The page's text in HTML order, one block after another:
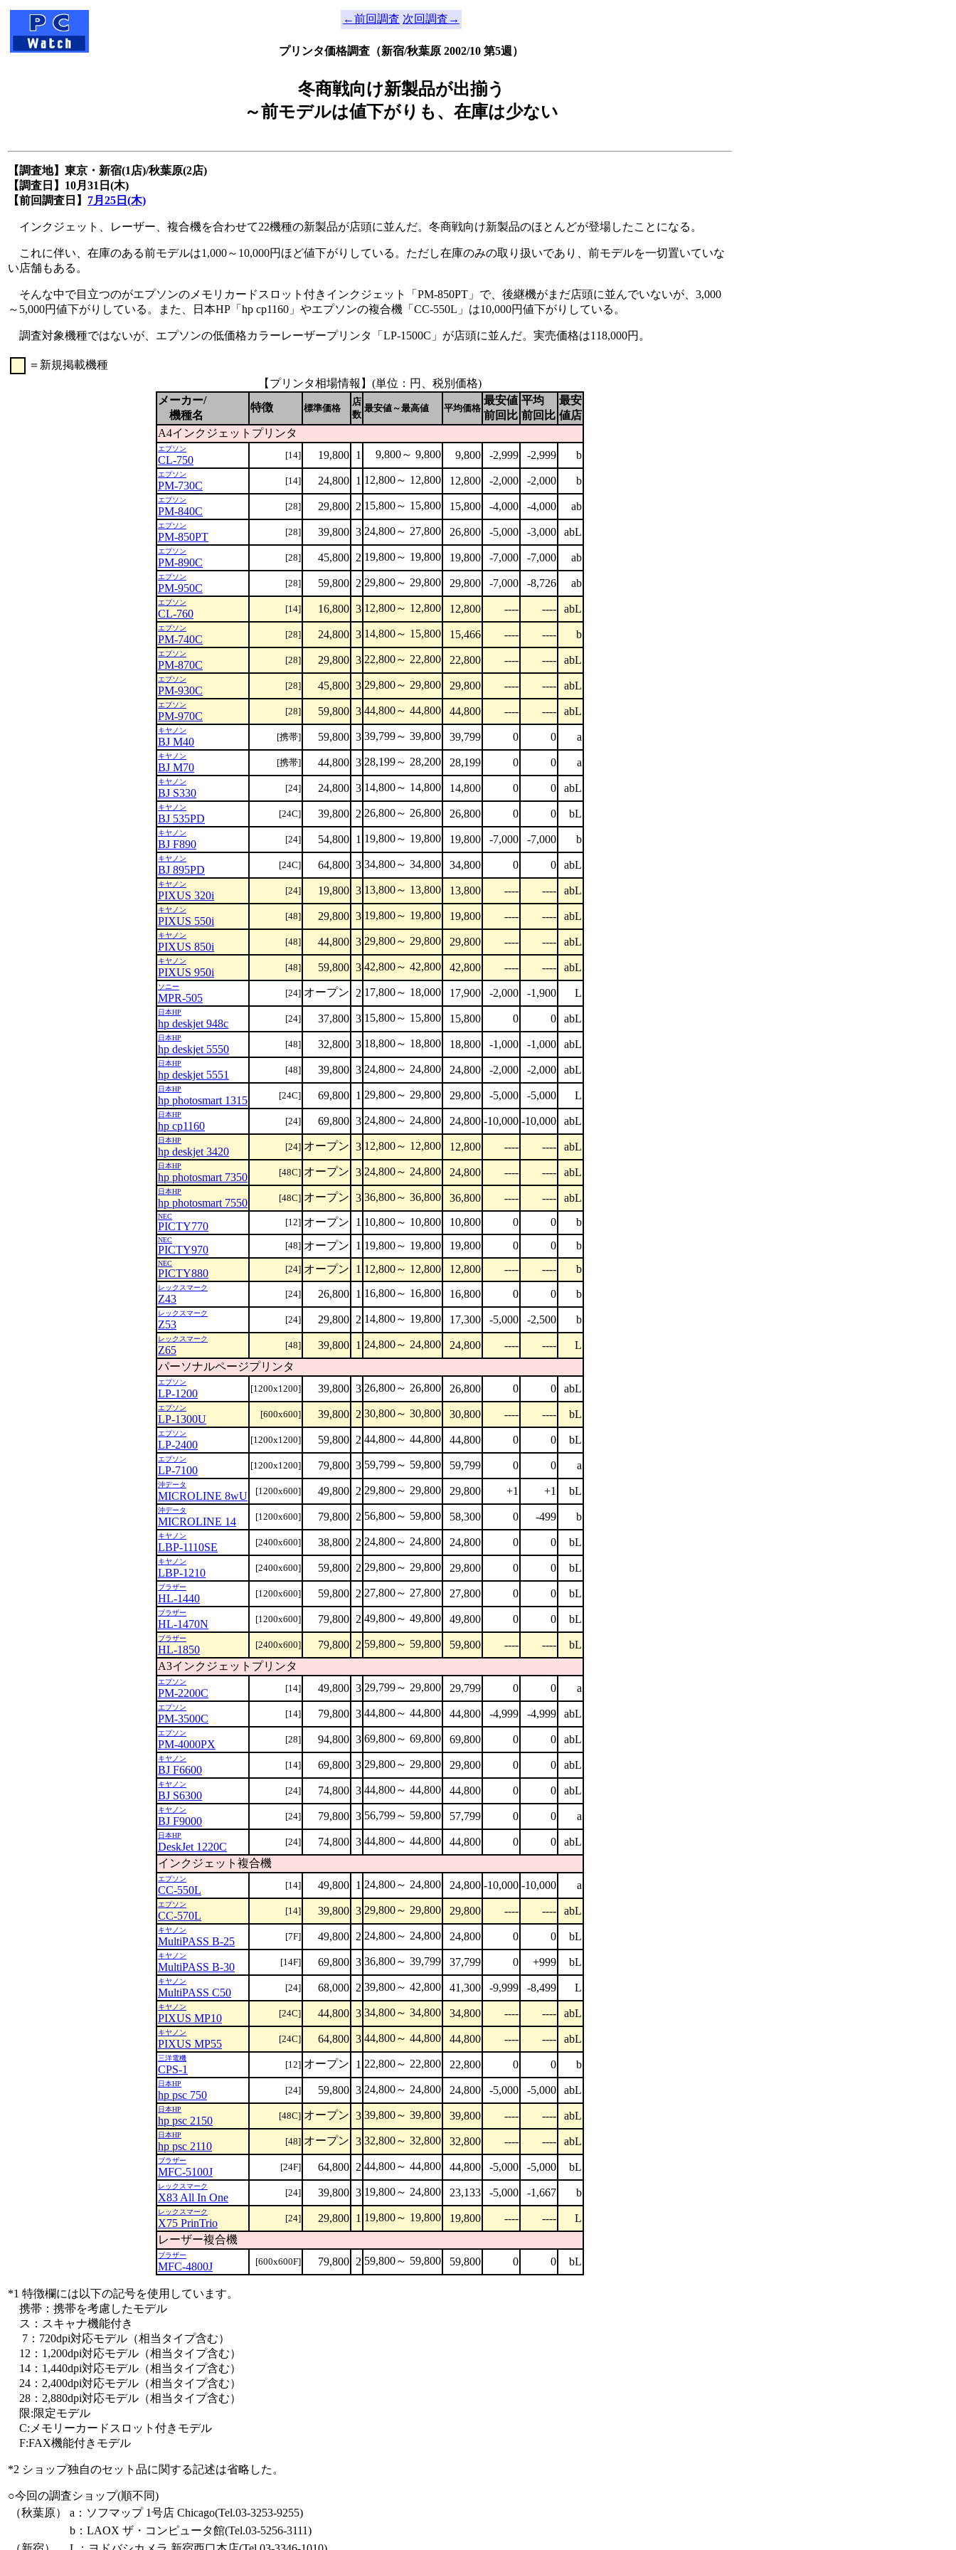
←前回調査 次回調査→
プリンタ価格調査（新宿/秋葉原 2002/10 第5週）
冬商戦向け新製品が出揃う
～前モデルは値下がりも、在庫は少ない
【調査地】東京・新宿(1店)/秋葉原(2店)
【調査日】10月31日(木)
【前回調査日】 7月25日(木)
インクジェット、レーザー、複合機を合わせて22機種の新製品が店頭に並んだ。冬商戦向け新製品のほとんどが登場したことになる。
これに伴い、在庫のある前モデルは1,000～10,000円ほど値下がりしている。ただし在庫のみの取り扱いであり、前モデルを一切置いていな
い店舗もある。
そんな中で目立つのがエプソンのメモリカードスロット付きインクジェット「PM-850PT」で、後継機がまだ店頭に並んでいないが、3,000
～5,000円値下がりしている。また、日本HP「hp cp1160」やエプソンの複合機「CC-550L」は10,000円値下がりしている。
調査対象機種ではないが、エプソンの低価格カラーレーザープリンタ「LP-1500C」が店頭に並んだ。実売価格は118,000円。
＝新規掲載機種
【プリンタ相場情報】(単位：円、税別価格)
メーカー/
機種名
特徴 標準価格
店
数
最安値～最高値 平均価格
最安値
前回比
平均
前回比
最安
値店
A4インクジェットプリンタ
エプソン
CL-750 [14] 19,800 1 9,800～ 9,800 9,800 -2,999 -2,999 b
エプソン
PM-730C [14] 24,800 1 12,800～ 12,800 12,800 -2,000 -2,000 b
エプソン
PM-840C [28] 29,800 2 15,800～ 15,800 15,800 -4,000 -4,000 ab
エプソン
PM-850PT [28] 39,800 3 24,800～ 27,800 26,800 -5,000 -3,000 abL
エプソン
PM-890C [28] 45,800 2 19,800～ 19,800 19,800 -7,000 -7,000 ab
エプソン
PM-950C [28] 59,800 2 29,800～ 29,800 29,800 -7,000 -8,726 ab
エプソン
CL-760 [14] 16,800 3 12,800～ 12,800 12,800 ---- ---- abL
エプソン
PM-740C [28] 24,800 3 14,800～ 15,800 15,466 ---- ---- b
エプソン
PM-870C [28] 29,800 3 22,800～ 22,800 22,800 ---- ---- abL
エプソン
PM-930C [28] 45,800 3 29,800～ 29,800 29,800 ---- ---- abL
エプソン
PM-970C [28] 59,800 3 44,800～ 44,800 44,800 ---- ---- abL
キヤノン
BJ M40 [携帯] 59,800 3 39,799～ 39,800 39,799 0 0 a
キヤノン
BJ M70 [携帯] 44,800 3 28,199～ 28,200 28,199 0 0 a
キヤノン
BJ S330 [24] 24,800 3 14,800～ 14,800 14,800 0 0 abL
キヤノン
BJ 535PD [24C] 39,800 2 26,800～ 26,800 26,800 0 0 bL
キヤノン
BJ F890 [24] 54,800 1 19,800～ 19,800 19,800 -7,000 -7,000 b
キヤノン
BJ 895PD [24C] 64,800 3 34,800～ 34,800 34,800 0 0 abL
キヤノン
PIXUS 320i [24] 19,800 3 13,800～ 13,800 13,800 ---- ---- abL
キヤノン
PIXUS 550i [48] 29,800 3 19,800～ 19,800 19,800 ---- ---- abL
キヤノン
PIXUS 850i [48] 44,800 3 29,800～ 29,800 29,800 ---- ---- abL
キヤノン
PIXUS 950i [48] 59,800 3 42,800～ 42,800 42,800 ---- ---- abL
ソニー
MPR-505 [24] オープン 2 17,800～ 18,000 17,900 -2,000 -1,900 L
日本HP
hp deskjet 948c [24] 37,800 3 15,800～ 15,800 15,800 0 0 abL
日本HP
hp deskjet 5550 [48] 32,800 3 18,800～ 18,800 18,800 -1,000 -1,000 abL
日本HP
hp deskjet 5551 [48] 39,800 3 24,800～ 24,800 24,800 -2,000 -2,000 abL
日本HP
hp photosmart 1315 [24C] 69,800 1 29,800～ 29,800 29,800 -5,000 -5,000 L
日本HP
hp cp1160 [24] 69,800 3 24,800～ 24,800 24,800 -10,000 -10,000 abL
日本HP
hp deskjet 3420 [24] オープン 3 12,800～ 12,800 12,800 ---- ---- abL
日本HP
hp photosmart 7350 [48C] オープン 3 24,800～ 24,800 24,800 ---- ---- abL
日本HP
hp photosmart 7550 [48C] オープン 3 36,800～ 36,800 36,800 ---- ---- abL
NEC
PICTY770 [12] オープン 1 10,800～ 10,800 10,800 0 0 b
NEC
PICTY970 [48] オープン 1 19,800～ 19,800 19,800 0 0 b
NEC
PICTY880 [24] オープン 1 12,800～ 12,800 12,800 ---- ---- b
レックスマーク
Z43 [24] 26,800 1 16,800～ 16,800 16,800 0 0 b
レックスマーク
Z53 [24] 29,800 2 14,800～ 19,800 17,300 -5,000 -2,500 b
レックスマーク
Z65 [48] 39,800 1 24,800～ 24,800 24,800 ---- ----
L
パーソナルページプリンタ
エプソン
LP-1200 [1200x1200] 39,800 3 26,800～ 26,800 26,800 0 0 abL
エプソン
LP-1300U [600x600] 39,800 2 30,800～ 30,800 30,800 ---- ---- bL
エプソン
LP-2400 [1200x1200] 59,800 2 44,800～ 44,800 44,800 0 0 bL
エプソン
LP-7100 [1200x1200] 79,800 3 59,799～ 59,800 59,799 0 0 a
沖データ
MICROLINE 8wU [1200x600] 49,800 2 29,800～ 29,800 29,800 +1 +1 bL
沖データ
MICROLINE 14 [1200x600] 79,800 2 56,800～ 59,800 58,300 0 -499 b
キヤノン
LBP-1110SE [2400x600] 38,800 2 24,800～ 24,800 24,800 0 0 bL
キヤノン
LBP-1210 [2400x600] 59,800 2 29,800～ 29,800 29,800 0 0 bL
ブラザー
HL-1440 [1200x600] 59,800 2 27,800～ 27,800 27,800 0 0 bL
ブラザー
HL-1470N [1200x600] 79,800 2 49,800～ 49,800 49,800 0 0 bL
ブラザー
HL-1850 [2400x600] 79,800 2 59,800～ 59,800 59,800 ---- ----
bL
A3インクジェットプリンタ
エプソン
PM-2200C [14] 49,800 3 29,799～ 29,800 29,799 0 0 a
エプソン
PM-3500C [14] 79,800 3 44,800～ 44,800 44,800 -4,999 -4,999 abL
エプソン
PM-4000PX [28] 94,800 3 69,800～ 69,800 69,800 0 0 abL
キヤノン
BJ F6600 [14] 69,800 3 29,800～ 29,800 29,800 0 0 abL
キヤノン
BJ S6300 [24] 74,800 3 44,800～ 44,800 44,800 0 0 abL
キヤノン
BJ F9000 [24] 79,800 3 56,799～ 59,800 57,799 0 0 a
日本HP
DeskJet 1220C [24] 74,800 3 44,800～ 44,800 44,800 0 0
abL
インクジェット複合機
エプソン
CC-550L [14] 49,800 1 24,800～ 24,800 24,800 -10,000 -10,000 a
エプソン
CC-570L [14] 39,800 3 29,800～ 29,800 29,800 ---- ---- abL
キヤノン
MultiPASS B-25 [7F] 49,800 2 24,800～ 24,800 24,800 0 0 bL
キヤノン
MultiPASS B-30 [14F] 69,800 3 36,800～ 39,799 37,799 0 +999 bL
キヤノン
MultiPASS C50 [24] 68,000 2 39,800～ 42,800 41,300 -9,999 -8,499 L
キヤノン
PIXUS MP10 [24C] 44,800 3 34,800～ 34,800 34,800 ---- ---- abL
キヤノン
PIXUS MP55 [24C] 64,800 3 44,800～ 44,800 44,800 ---- ---- abL
三洋電機
CPS-1 [12] オープン 1 22,800～ 22,800 22,800 0 0 b
日本HP
hp psc 750 [24] 59,800 3 24,800～ 24,800 24,800 -5,000 -5,000 abL
日本HP
hp psc 2150 [48C] オープン 3 39,800～ 39,800 39,800 ---- ---- abL
日本HP
hp psc 2110 [48] オープン 3 32,800～ 32,800 32,800 ---- ---- abL
ブラザー
MFC-5100J [24F] 64,800 2 44,800～ 44,800 44,800 -5,000 -5,000 bL
レックスマーク
X83 All In One [24] 39,800 3 19,800～ 24,800 23,133 -5,000 -1,667 b
レックスマーク
X75 PrinTrio [24] 29,800 1 19,800～ 19,800 19,800 ---- ----
L
レーザー複合機
ブラザー
MFC-4800J [600x600F] 79,800 2 59,800～ 59,800 59,800 0 0 bL
*1 特徴欄には以下の記号を使用しています。
携帯：携帯を考慮したモデル
ス：スキャナ機能付き
7：720dpi対応モデル（相当タイプ含む）
12：1,200dpi対応モデル（相当タイプ含む）
14：1,440dpi対応モデル（相当タイプ含む）
24：2,400dpi対応モデル（相当タイプ含む）
28：2,880dpi対応モデル（相当タイプ含む）
限:限定モデル
C:メモリーカードスロット付きモデル
F:FAX機能付きモデル
*2 ショップ独自のセット品に関する記述は省略した。
○今回の調査ショップ(順不同)
（秋葉原）
a：ソフマップ 1号店 Chicago(Tel.03-3253-9255)
b：LAOX ザ・コンピュータ館(Tel.03-5256-3111)